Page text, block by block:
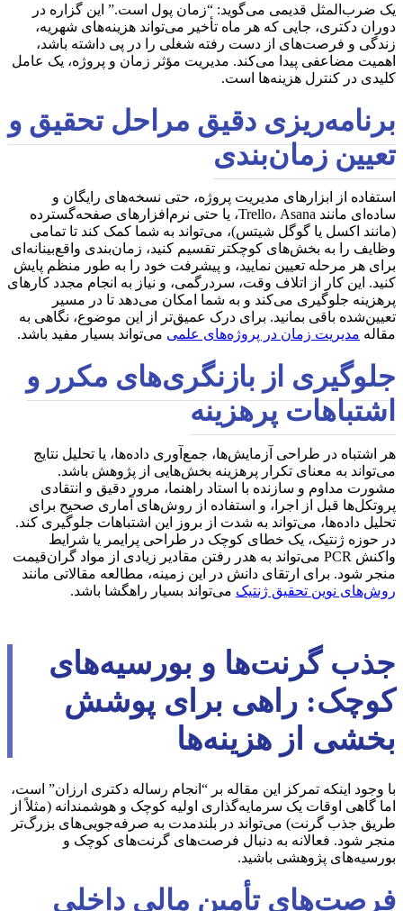
یک ضرب‌المثل قدیمی می‌گوید: “زمان پول است.” این گزاره در
دوران دکتری، جایی که هر ماه تأخیر می‌تواند هزینه‌های شهریه،
زندگی و فرصت‌های از دست رفته شغلی را در پی داشته باشد،
اهمیت مضاعفی پیدا می‌کند. مدیریت مؤثر زمان و پروژه، یک عامل
کلیدی در کنترل هزینه‌ها است.
برنامه‌ریزی دقیق مراحل تحقیق و
تعیین زمان‌بندی
استفاده از ابزارهای مدیریت پروژه، حتی نسخه‌های رایگان و
ساده‌ای مانند Trello، Asana، یا حتی نرم‌افزارهای صفحه‌گسترده
(مانند اکسل یا گوگل شیتس)، می‌تواند به شما کمک کند تا تمامی
وظایف را به بخش‌های کوچکتر تقسیم کنید، زمان‌بندی واقع‌بینانه‌ای
برای هر مرحله تعیین نمایید، و پیشرفت خود را به طور منظم پایش
کنید. این کار از اتلاف وقت، سردرگمی، و نیاز به انجام مجدد کارهای
پرهزینه جلوگیری می‌کند و به شما امکان می‌دهد تا در مسیر
تعیین‌شده باقی بمانید. برای درک عمیق‌تر از این موضوع، نگاهی به
مقاله مدیریت زمان در پروژه‌های علمی می‌تواند بسیار مفید باشد.
جلوگیری از بازنگری‌های مکرر و
اشتباهات پرهزینه
هر اشتباه در طراحی آزمایش‌ها، جمع‌آوری داده‌ها، یا تحلیل نتایج
می‌تواند به معنای تکرار پرهزینه بخش‌هایی از پژوهش باشد.
مشورت مداوم و سازنده با استاد راهنما، مرور دقیق و انتقادی
پروتکل‌ها قبل از اجرا، و استفاده از روش‌های آماری صحیح برای
تحلیل داده‌ها، می‌تواند به شدت از بروز این اشتباهات جلوگیری کند.
در حوزه ژنتیک، یک خطای کوچک در طراحی پرایمر یا شرایط
واکنش PCR می‌تواند به هدر رفتن مقادیر زیادی از مواد گران‌قیمت
منجر شود. برای ارتقای دانش در این زمینه، مطالعه مقالاتی مانند
روش‌های نوین تحقیق ژنتیک می‌تواند بسیار راهگشا باشد.
جذب گرنت‌ها و بورسیه‌های
کوچک: راهی برای پوشش
بخشی از هزینه‌ها
با وجود اینکه تمرکز این مقاله بر “انجام رساله دکتری ارزان” است،
اما گاهی اوقات یک سرمایه‌گذاری اولیه کوچک و هوشمندانه (مثلاً از
طریق جذب گرنت) می‌تواند در بلندمدت به صرفه‌جویی‌های بزرگ‌تر
منجر شود. فعالانه به دنبال فرصت‌های گرنت‌های کوچک و
بورسیه‌های پژوهشی باشید.
فرصت‌های تأمین مالی داخلی